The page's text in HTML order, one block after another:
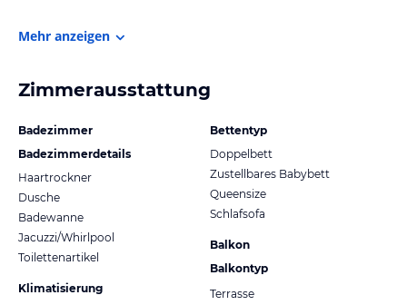
Mehr anzeigen
Zimmerausstattung
Badezimmer
Badezimmerdetails
Haartrockner
Dusche
Badewanne
Jacuzzi/Whirlpool
Toilettenartikel
Klimatisierung
Bettentyp
Doppelbett
Zustellbares Babybett
Queensize
Schlafsofa
Balkon
Balkontyp
Terrasse